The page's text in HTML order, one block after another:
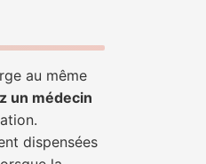
au même
un médecin
dispensées